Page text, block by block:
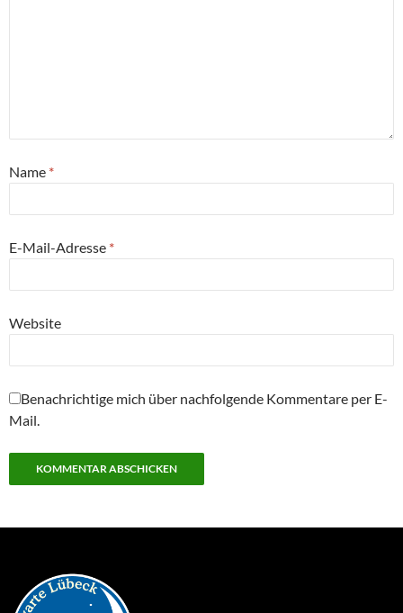
Name *
E-Mail-Adresse *
Website
Benachrichtige mich über nachfolgende Kommentare per E-
Mail.